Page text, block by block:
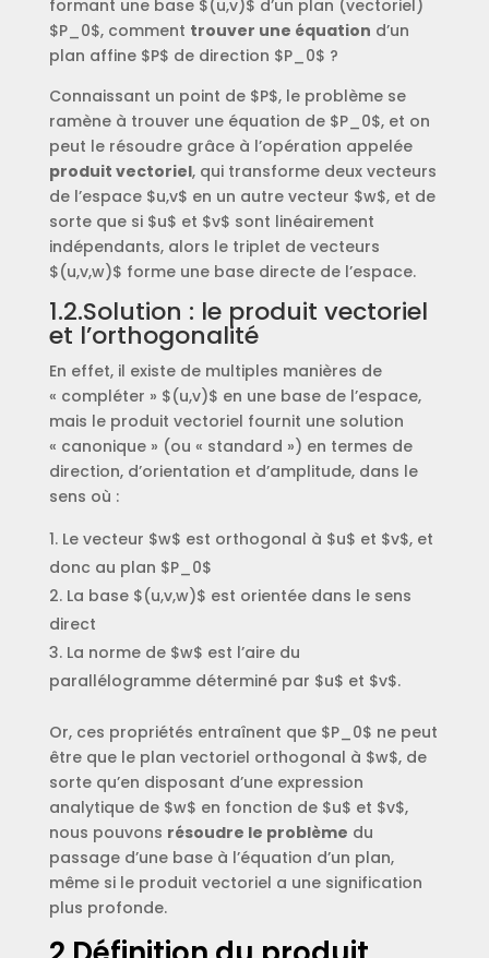
formant une base $(u,v)$ d’un plan (vectoriel)
$P_0$, comment trouver une équation d’un
plan affine $P$ de direction $P_0$ ?
Connaissant un point de $P$, le problème se
ramène à trouver une équation de $P_0$, et on
peut le résoudre grâce à l’opération appelée
produit vectoriel, qui transforme deux vecteurs
de l’espace $u,v$ en un autre vecteur $w$, et de
sorte que si $u$ et $v$ sont linéairement
indépendants, alors le triplet de vecteurs
$(u,v,w)$ forme une base directe de l’espace.
1.2.Solution : le produit vectoriel
et l’orthogonalité
En effet, il existe de multiples manières de
« compléter » $(u,v)$ en une base de l’espace,
mais le produit vectoriel fournit une solution
« canonique » (ou « standard ») en termes de
direction, d’orientation et d’amplitude, dans le
sens où :
Le vecteur $w$ est orthogonal à $u$ et $v$, et
donc au plan $P_0$
La base $(u,v,w)$ est orientée dans le sens
direct
La norme de $w$ est l’aire du
parallélogramme déterminé par $u$ et $v$.
Or, ces propriétés entraînent que $P_0$ ne peut
être que le plan vectoriel orthogonal à $w$, de
sorte qu’en disposant d’une expression
analytique de $w$ en fonction de $u$ et $v$,
nous pouvons résoudre le problème du
passage d’une base à l’équation d’un plan,
même si le produit vectoriel a une signification
plus profonde.